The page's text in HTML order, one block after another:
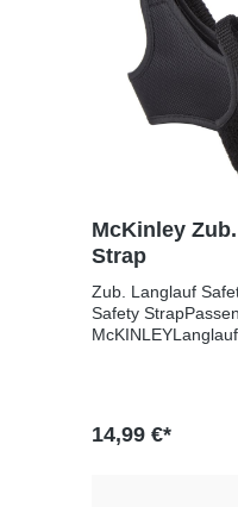
McKinley
Strap
Zub. Langlauf
Safety
14,99 €*